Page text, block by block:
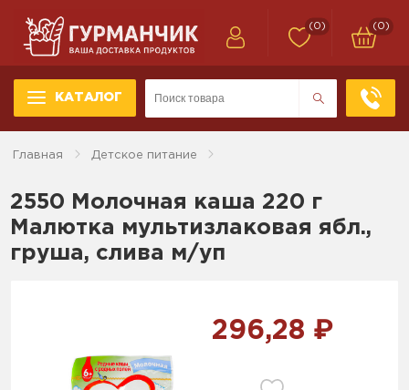
КАТАЛОГ
(0) (0)
Главная Детское питание
2550 Молочная каша 220 г
Малютка мультизлаковая ябл.,
груша, слива м/уп
296,28 ₽